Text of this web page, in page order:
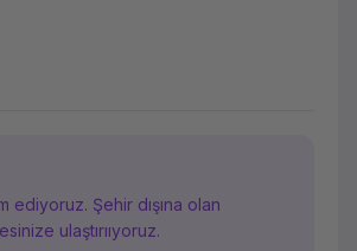
ediyoruz. Şehir dışına olan
ulaştırııyoruz.